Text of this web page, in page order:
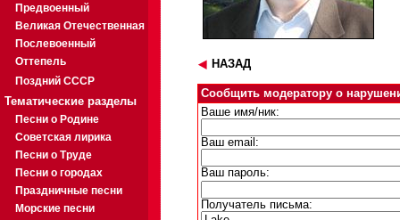
Предвоенный
Великая Отечественная
Послевоенный
Оттепель
Поздний СССР
Тематические разделы
Песни о Родине
Советская лирика
Песни о Труде
Песни о городах
Праздничные песни
Морские песни
НАЗАД
Сообщить модератору о
Ваше имя/ник:
Ваш email:
Ваш пароль:
Получатель письма: